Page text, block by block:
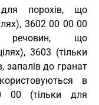
порохів, що
3602 00 00 00
речовин, що
3603 (тільки
запалів до гранат
в
00 (тільки для